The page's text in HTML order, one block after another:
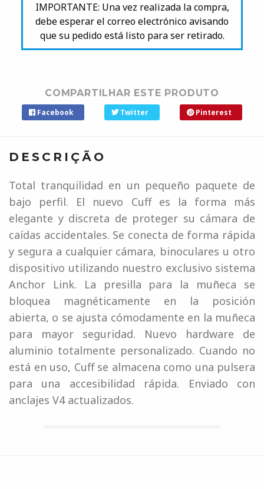
IMPORTANTE: Una vez realizada la compra,
debe esperar el correo electrónico avisando
que su pedido está listo para ser retirado.
COMPARTILHAR ESTE PRODUTO
Facebook Twitter Pinterest
DESCRIÇÃO
Total tranquilidad en un pequeño paquete de
bajo perfil. El nuevo Cuff es la forma más
elegante y discreta de proteger su cámara de
caídas accidentales. Se conecta de forma rápida
y segura a cualquier cámara, binoculares u otro
dispositivo utilizando nuestro exclusivo sistema
Anchor Link. La presilla para la muñeca se
bloquea magnéticamente en la posición
abierta, o se ajusta cómodamente en la muñeca
para mayor seguridad. Nuevo hardware de
aluminio totalmente personalizado. Cuando no
está en uso, Cuff se almacena como una pulsera
para una accesibilidad rápida. Enviado con
anclajes V4 actualizados.